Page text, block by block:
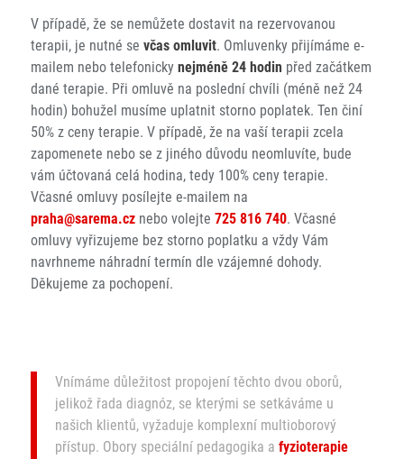
V případě, že se nemůžete dostavit na rezervovanou
terapii, je nutné se včas omluvit. Omluvenky přijímáme e-
mailem nebo telefonicky nejméně 24 hodin před začátkem
dané terapie. Při omluvě na poslední chvíli (méně než 24
hodin) bohužel musíme uplatnit storno poplatek. Ten činí
50% z ceny terapie. V případě, že na vaší terapii zcela
zapomenete nebo se z jiného důvodu neomluvíte, bude
vám účtovaná celá hodina, tedy 100% ceny terapie.
Včasné omluvy posílejte e-mailem na
praha@sarema.cznebo volejte 725 816 740. Včasné
omluvy vyřizujeme bez storno poplatku a vždy Vám
navrhneme náhradní termín dle vzájemné dohody.
Děkujeme za pochopení.
Vnímáme důležitost propojení těchto dvou oborů,
jelikož řada diagnóz, se kterými se setkáváme u
našich klientů, vyžaduje komplexní multioborový
přístup. Obory speciální pedagogika a fyzioterapie